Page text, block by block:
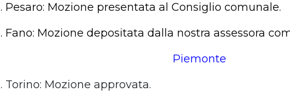
. Pesaro: Mozione presentata al Consiglio comunale.
. Fano: Mozione depositata dalla nostra assessora
Piemonte
. Torino: Mozione approvata.